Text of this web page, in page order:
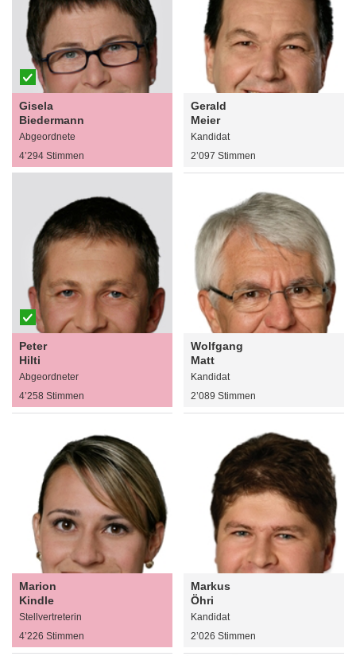
Gisela
Biedermann
Abgeordnete
4’294 Stimmen
Peter
Hilti
Abgeordneter
4’258 Stimmen
Marion
Kindle
Stellvertreterin
4’226 Stimmen
Gerald
Meier
Kandidat
2’097 Stimmen
Wolfgang
Matt
Kandidat
2’089 Stimmen
Markus
Öhri
Kandidat
2’026 Stimmen